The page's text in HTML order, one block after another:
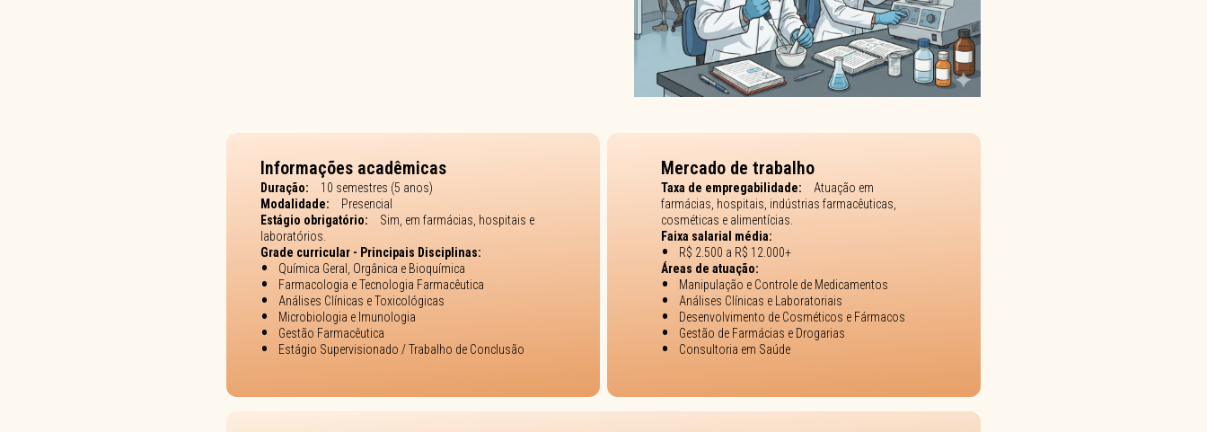
Informações acadêmicas
Duração:
10 semestres (5 anos)
Modalidade:
Presencial
Estágio obrigatório:
Sim, em farmácias, hospitais e
laboratórios.
Grade curricular - Principais Disciplinas:
Química Geral, Orgânica e Bioquímica
Farmacologia e Tecnologia Farmacêutica
Análises Clínicas e Toxicológicas
Microbiologia e Imunologia
Gestão Farmacêutica
Estágio Supervisionado / Trabalho de Conclusão
Mercado de trabalho
Taxa de empregabilidade:
Atuação em
farmácias, hospitais, indústrias farmacêuticas,
cosméticas e alimentícias.
Faixa salarial média:
R$ 2.500 a R$ 12.000+
Áreas de atuação:
Manipulação e Controle de Medicamentos
Análises Clínicas e Laboratoriais
Desenvolvimento de Cosméticos e Fármacos
Gestão de Farmácias e Drogarias
Consultoria em Saúde